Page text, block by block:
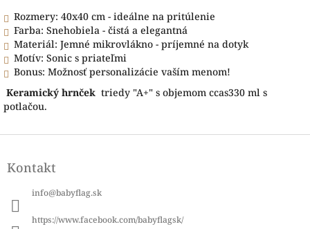
Rozmery: 40x40 cm - ideálne na pritúlenie
Farba: Snehobiela - čistá a elegantná
Materiál: Jemné mikrovlákno - príjemné na dotyk
Motív: Sonic s priateľmi
Bonus: Možnosť personalizácie vaším menom!
Keramický hrnček triedy "A+" s objemom ccas330 ml s
potlačou.
Z
pKontakt
info@babyflag.sk
https://www.facebook.com/babyflagsk/